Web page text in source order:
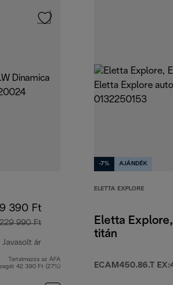
390 Ft
229 990 Ft
Javasolt ár
eredeti ár 229 990 Ft
Tartalmazza az ÁFA
42 390 Ft (27%)
-7% AJÁNDÉK
ELETTA EXPLORE
Eletta Explore,
titán
ECAM450.86.T